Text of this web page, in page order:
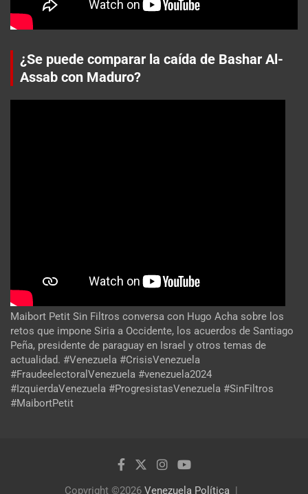
¿Se puede comparar la caída de Bashar Al-
Assab con Maduro?
Maibort Petit Sin Filtros conversa con Hugo Acha sobre los
retos que impone Siria a Occidente, los acuerdos de Santiago
Peña, presidente de paraguay en Israel y otros temas de
actualidad. #Venezuela #CrisisVenezuela
#FraudeelectoralVenezuela #venezuela2024
#IzquierdaVenezuela #ProgresistasVenezuela #SinFiltros
#MaibortPetit
Copyright ©2026 Venezuela Política